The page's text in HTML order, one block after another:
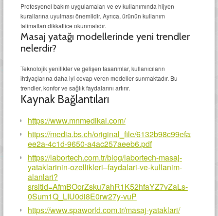
Profesyonel bakım uygulamaları ve ev kullanımında hijyen
kurallarına uyulması önemlidir. Ayrıca, ürünün kullanım
talimatları dikkatlice okunmalıdır.
Masaj yatağı modellerinde yeni trendler
nelerdir?
Teknolojik yenilikler ve gelişen tasarımlar, kullanıcıların
ihtiyaçlarına daha iyi cevap veren modeller sunmaktadır. Bu
trendler, konfor ve sağlık faydalarını artırır.
Kaynak Bağlantıları
https://www.mnmedikal.com/
https://media.bs.ch/original_file/
ee2a-4c1d-9650-a4ac257aeeb6.pdf
https://labortech.com.tr/blog/labortech-masaj-
yataklarinin-ozellikleri–faydalari-ve-kullanim-
alanlari?
srsltid=AfmBOorZsku7ahR1K52hfaYZ7vZaLs-
0Sum1Q_LIU0di8E0rw27y-vuP
https://www.spaworld.com.tr/masaj-yataklari/